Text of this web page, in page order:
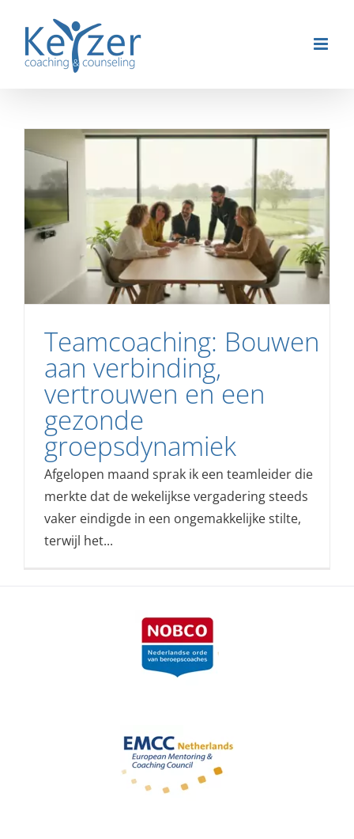
naar
inhoud
Teamcoaching: Bouwen
aan verbinding,
vertrouwen en een
gezonde
groepsdynamiek
Afgelopen maand sprak ik een teamleider die
merkte dat de wekelijkse vergadering steeds
vaker eindigde in een ongemakkelijke stilte,
terwijl het...